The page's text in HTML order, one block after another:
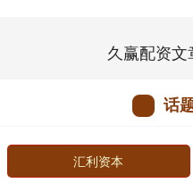
久赢配资
话
汇利资本